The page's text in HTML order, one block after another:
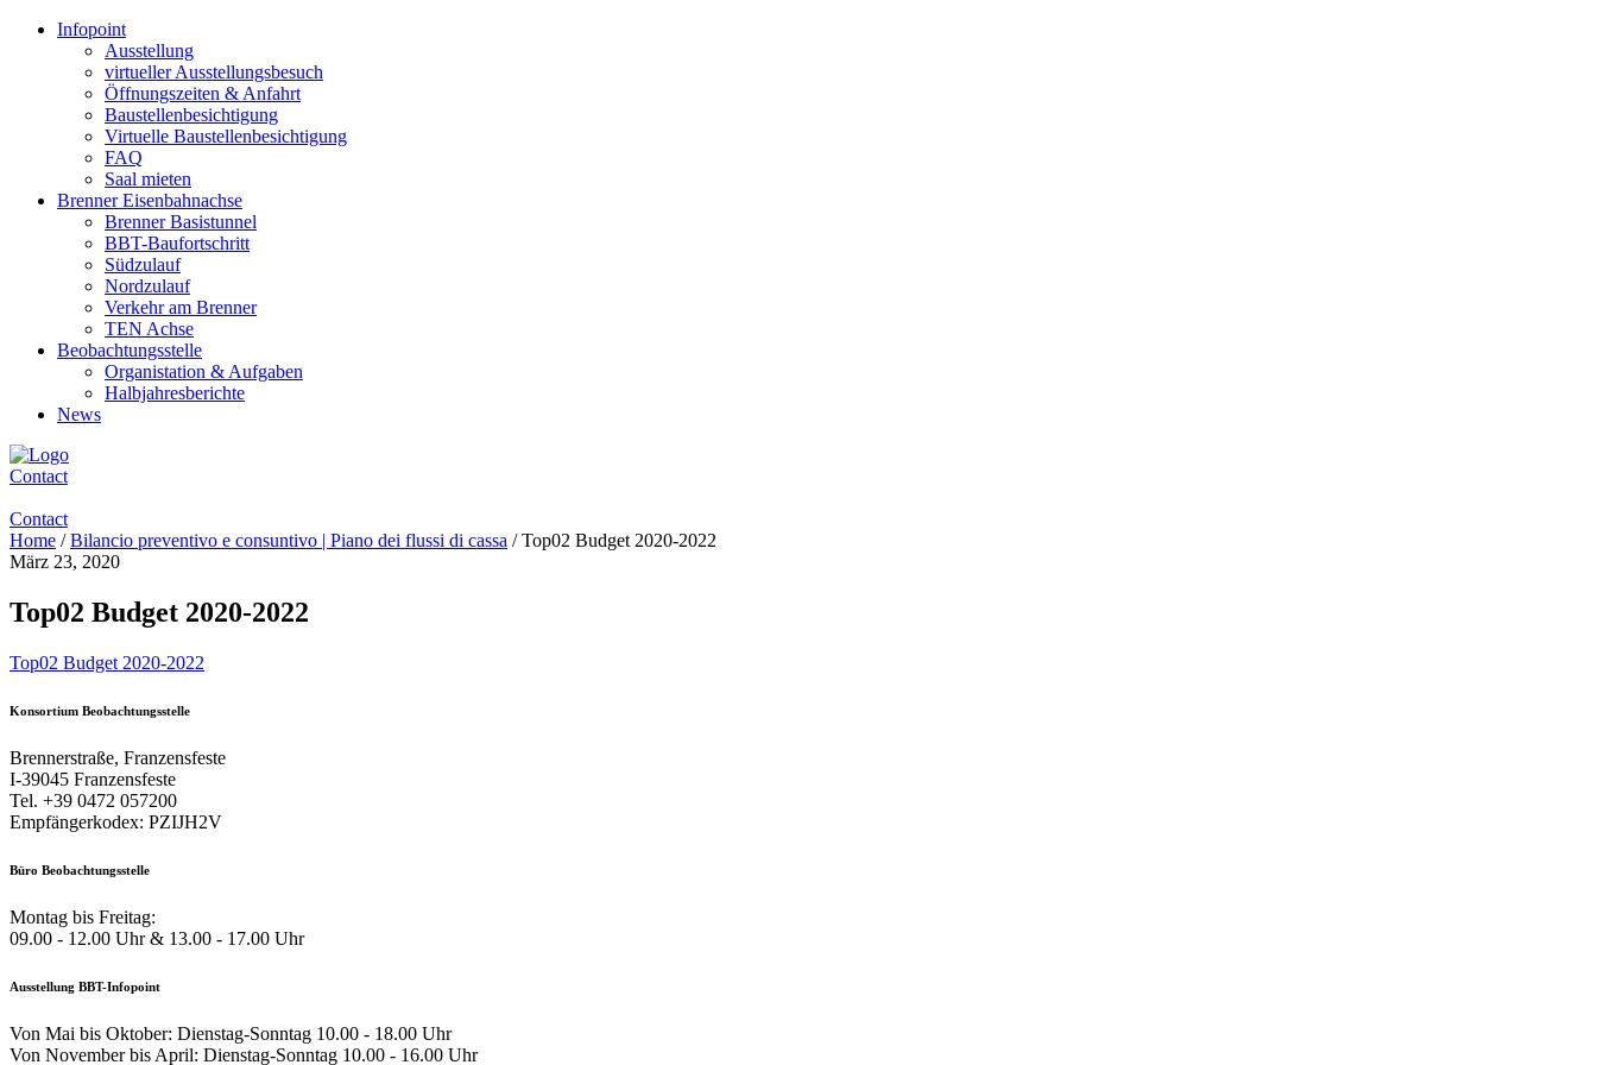
Infopoint
Ausstellung
virtueller Ausstellungsbesuch
Öffnungszeiten & Anfahrt
Baustellenbesichtigung
Virtuelle Baustellenbesichtigung
FAQ
Saal mieten
Brenner Eisenbahnachse
Brenner Basistunnel
BBT-Baufortschritt
Südzulauf
Nordzulauf
Verkehr am Brenner
TEN Achse
Beobachtungsstelle
Organistation & Aufgaben
Halbjahresberichte
News
Contact
Contact
Home /Bilancio preventivo e consuntivo | Piano dei flussi di cassa /Top02 Budget 2020-2022
März 23, 2020
Top02 Budget 2020-2022
Top02 Budget 2020-2022
Konsortium Beobachtungsstelle
Brennerstraße, Franzensfeste
I-39045 Franzensfeste
Tel. +39 0472 057200
Empfängerkodex: PZIJH2V
Büro Beobachtungsstelle
Montag bis Freitag:
09.00 - 12.00 Uhr & 13.00 - 17.00 Uhr
Ausstellung BBT-Infopoint
Von Mai bis Oktober: Dienstag-Sonntag 10.00 - 18.00 Uhr
Von November bis April: Dienstag-Sonntag 10.00 - 16.00 Uhr